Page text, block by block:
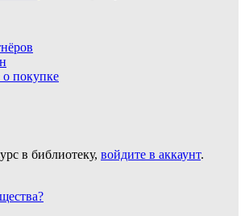
о покупке
в библиотеку, войдите в аккаунт.